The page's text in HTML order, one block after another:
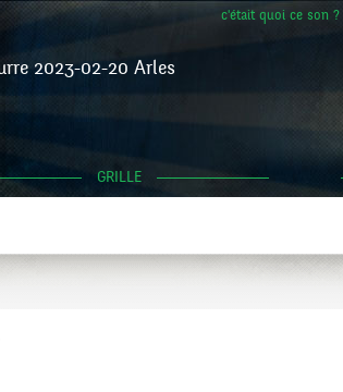
c'était quoi ce son ?
2023-02-20 Arles
GRILLE